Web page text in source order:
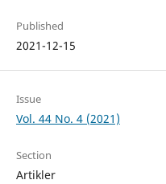
Published
2021-12-15
Issue
Vol. 44 No. 4 (2021)
Section
Artikler